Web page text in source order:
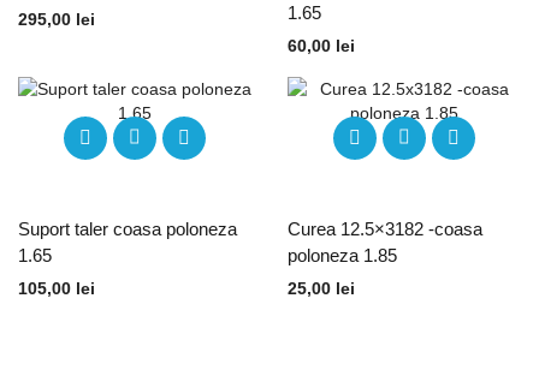
295,00 lei
1.65
60,00 lei
Suport taler coasa poloneza
1.65
105,00 lei
Curea 12.5×3182 -coasa
poloneza 1.85
25,00 lei